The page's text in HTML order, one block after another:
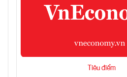
Tiêu điểm